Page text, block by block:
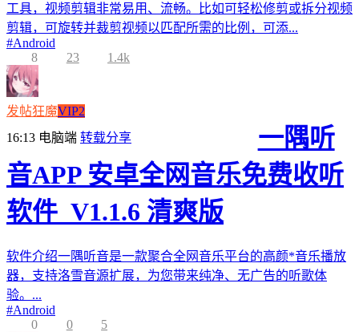
工具，视频剪辑非常易用、流畅。比如可轻松修剪或拆分视频
剪辑，可旋转并裁剪视频以匹配所需的比例，可添...
#Android
8
23 1.4k
发帖狂魔VIP2
16:13 电脑端 转载分享
一隅听
音APP 安卓全网音乐免费收听
软件_V1.1.6 清爽版
软件介绍一隅听音是一款聚合全网音乐平台的高颜*音乐播放
器，支持洛雪音源扩展，为您带来纯净、无广告的听歌体
验。...
#Android
0
0 5